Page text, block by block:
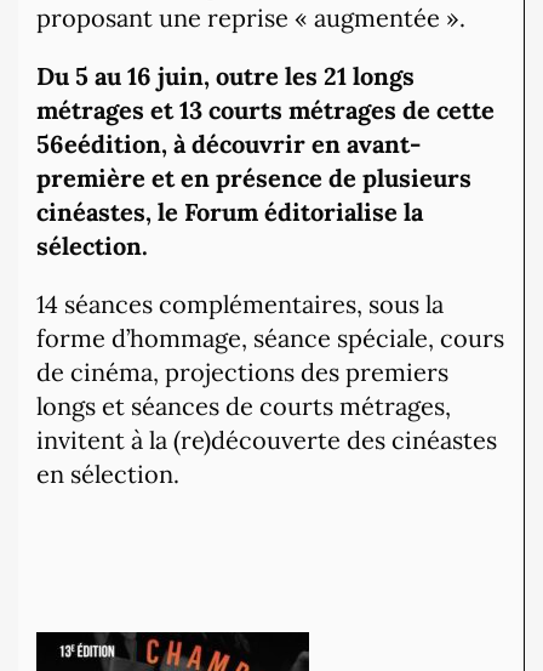
proposant une reprise « augmentée ».
Du 5 au 16 juin, outre les 21 longs
métrages et 13 courts métrages de cette
56eédition, à découvrir en avant-
première et en présence de plusieurs
cinéastes, le Forum éditorialise la
sélection.
14 séances complémentaires, sous la
forme d’hommage, séance spéciale, cours
de cinéma, projections des premiers
longs et séances de courts métrages,
invitent à la (re)découverte des cinéastes
en sélection.